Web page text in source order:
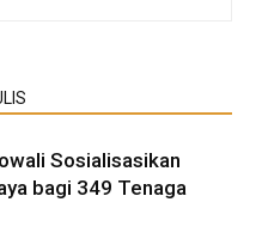
Sosialisasikan
bagi 349 Tenaga